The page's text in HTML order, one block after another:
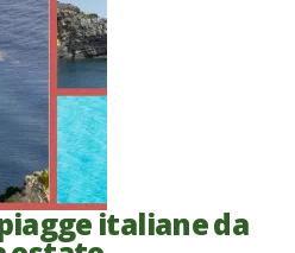
italiane da